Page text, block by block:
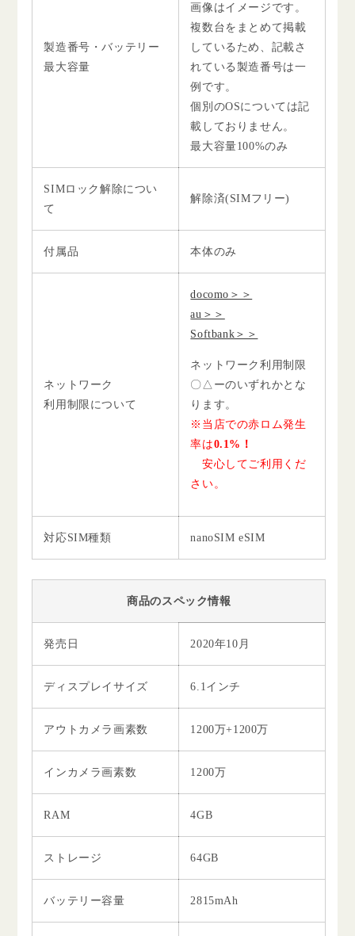
製造番号・バッテリー
最大容量
画像はイメージです。
複数台をまとめて掲載
しているため、記載さ
れている製造番号は一
例です。
個別のOSについては記
載しておりません。
最大容量100%のみ
SIMロック解除につい
て
解除済(SIMフリー)
付属品 本体のみ
ネットワーク
利用制限について
docomo＞＞
au＞＞
Softbank＞＞
ネットワーク利用制限
〇△ーのいずれかとな
ります。
※当店での赤ロム発生
率は0.1%！
安心してご利用くだ
さい。
対応SIM種類 nanoSIM eSIM
商品のスペック情報
発売日 2020年10月
ディスプレイサイズ 6.1インチ
アウトカメラ画素数 1200万+1200万
インカメラ画素数 1200万
RAM 4GB
ストレージ 64GB
バッテリー容量 2815mAh